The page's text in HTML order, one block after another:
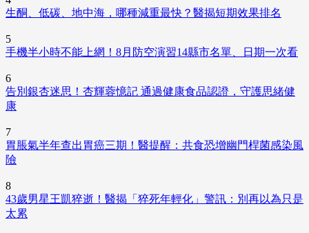
生酮、低碳、地中海，哪種減重最快？醫揭短期效果排名
5
手機半小時不能上網！8月防空演習14縣市名單、日期一次看
6
告別銀杏迷思！杏輝蓉憶記 通過健康食品認證，守護思緒健
康
7
胃脹氣半年查出胃癌三期！醫提醒：共食恐增幽門桿菌感染風
險
8
43歲男星王凱猝逝！醫揭「猝死年輕化」警訊：別再以為只是
太累